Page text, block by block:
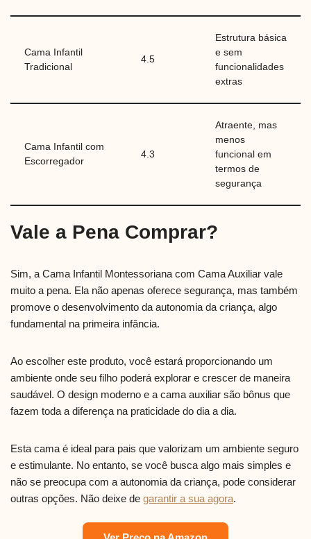
Cama Infantil
Tradicional
4.5
Estrutura básica
e sem
funcionalidades
extras
Cama Infantil com
Escorregador
4.3
Atraente, mas
menos
funcional em
termos de
segurança
Vale a Pena Comprar?
Sim, a Cama Infantil Montessoriana com Cama Auxiliar vale
muito a pena. Ela não apenas oferece segurança, mas também
promove o desenvolvimento da autonomia da criança, algo
fundamental na primeira infância.
Ao escolher este produto, você estará proporcionando um
ambiente onde seu filho poderá explorar e crescer de maneira
saudável. O design moderno e a cama auxiliar são bônus que
fazem toda a diferença na praticidade do dia a dia.
Esta cama é ideal para pais que valorizam um ambiente seguro
e estimulante. No entanto, se você busca algo mais simples e
não se preocupa com a autonomia da criança, pode considerar
outras opções. Não deixe de garantir a sua agora.